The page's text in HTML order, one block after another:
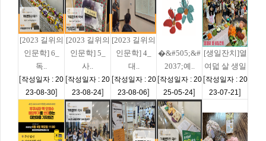
[2023 길위의
인문학] 6_
독..
[작성일자 : 20
23-08-30]
[2023 길위의
인문학] 5_
사..
[작성일자 : 20
23-08-24]
[2023 길위의
인문학] 4_
대..
[작성일자 : 20
23-08-06]
�&#505;&#
2037;예..
[작성일자 : 20
25-05-24]
[생일잔치]열
여덟 살 생일
[작성일자 : 20
23-07-21]